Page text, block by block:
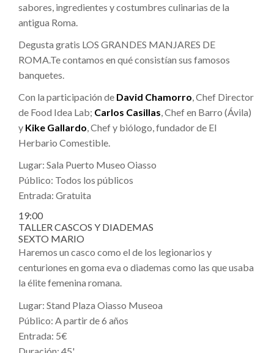
sabores, ingredientes y costumbres culinarias de la
antigua Roma.
Degusta gratis LOS GRANDES MANJARES DE
ROMA.Te contamos en qué consistían sus famosos
banquetes.
Con la participación de David Chamorro, Chef Director
de Food Idea Lab; Carlos Casillas, Chef en Barro (Ávila)
y Kike Gallardo, Chef y biólogo, fundador de El
Herbario Comestible.
Lugar: Sala Puerto Museo Oiasso
Público: Todos los públicos
Entrada: Gratuita
19:00
TALLER CASCOS Y DIADEMAS
SEXTO MARIO
Haremos un casco como el de los legionarios y
centuriones en goma eva o diademas como las que usaba
la élite femenina romana.
Lugar: Stand Plaza Oiasso Museoa
Público: A partir de 6 años
Entrada: 5€
Duración: 45'